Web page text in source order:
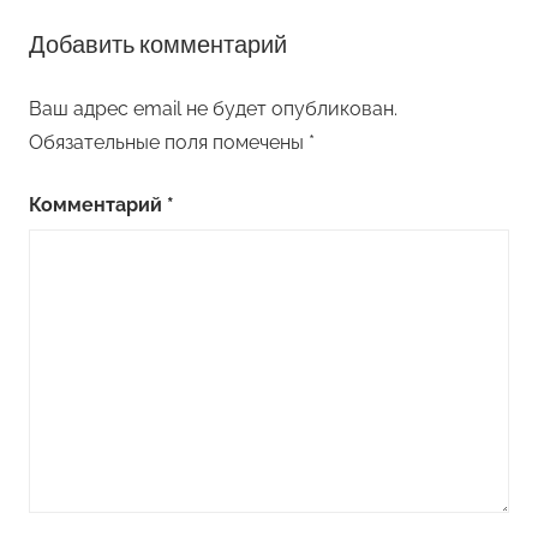
Добавить комментарий
Ваш адрес email не будет опубликован.
Обязательные поля помечены *
Комментарий *